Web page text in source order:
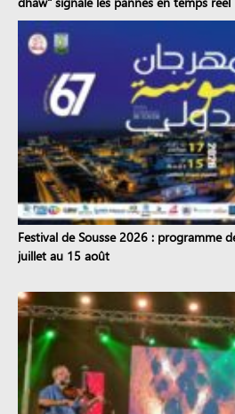
Festival de Sousse 2026 : programme
juillet au 15 août